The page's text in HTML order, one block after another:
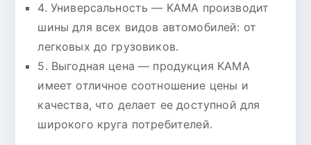
4. Универсальность — KAMA производит
шины для всех видов автомобилей: от
легковых до грузовиков.
5. Выгодная цена — продукция KAMA
имеет отличное соотношение цены и
качества, что делает ее доступной для
широкого круга потребителей.